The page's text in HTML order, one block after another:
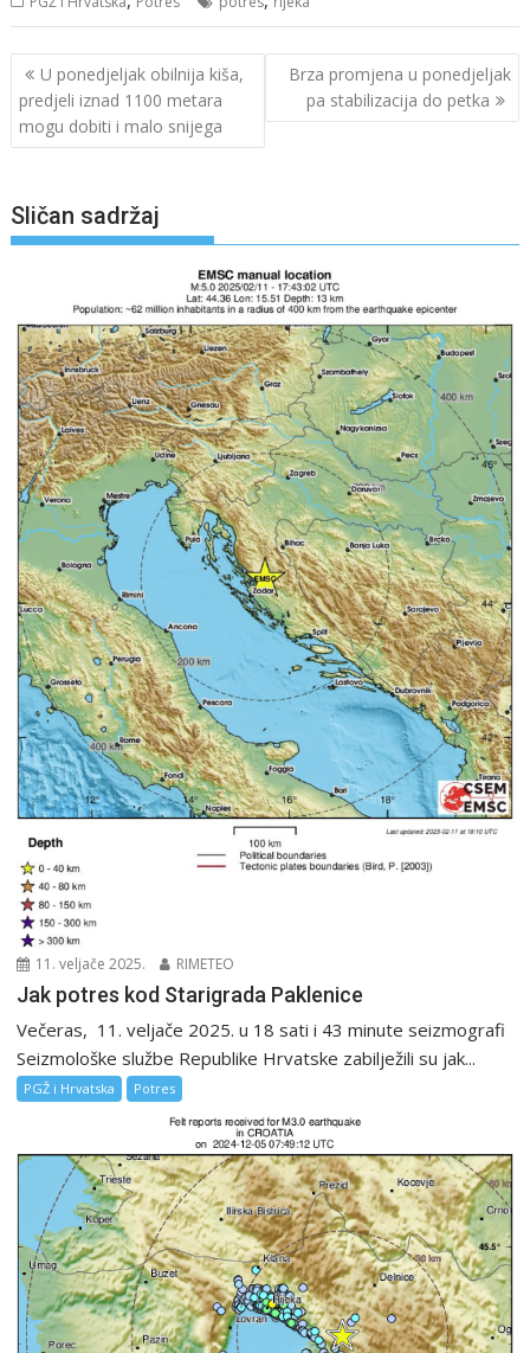
Navigacija
objava
U ponedjeljak obilnija kiša,
predjeli iznad 1100 metara
mogu dobiti i malo snijega
Brza promjena u ponedjeljak
pa stabilizacija do petka
Sličan sadržaj
11. veljače 2025. RIMETEO
Jak potres kod Starigrada Paklenice
Večeras, 11. veljače 2025. u 18 sati i 43 minute seizmografi
Seizmološke službe Republike Hrvatske zabilježili su jak...
PGŽ i Hrvatska Potres